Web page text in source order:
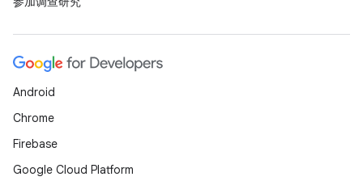
Android
Chrome
Firebase
Google Cloud Platform